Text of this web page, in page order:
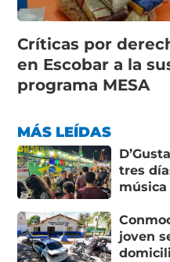
Críticas por
en Escobar a la
programa MESA
MÁS LEÍDAS
tres
joven